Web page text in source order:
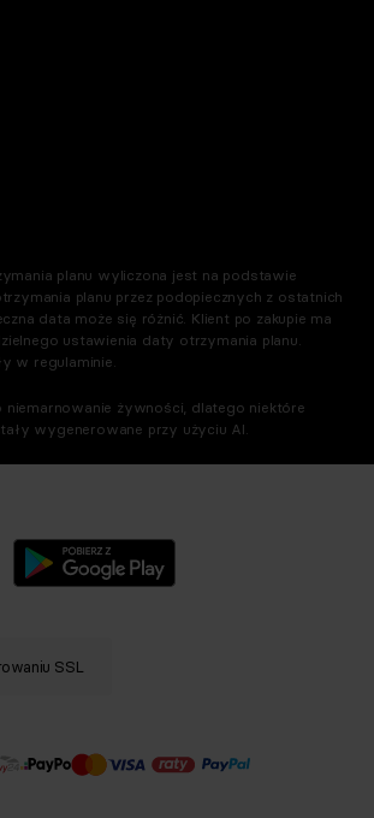
planu wyliczona jest na podstawie
planu przez podopiecznych z ostatnich
data może się różnić. Klient po zakupie ma
ustawienia daty otrzymania planu.
w regulaminie.
niemarnowanie żywności, dlatego niektóre
wygenerowane przy użyciu AI.
SSL